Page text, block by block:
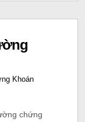
Khoán
chứng